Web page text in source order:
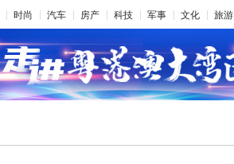
时尚 汽车 房产 科技 军事 文化 旅游